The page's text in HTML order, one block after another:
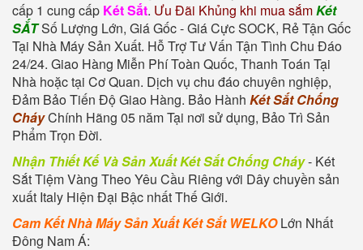
cấp 1 cung cấp Két Sắt. Ưu Đãi Khủng khi mua sắmKét
SẮTSố Lượng Lớn, Giá Gốc - Giá Cực SOCK, Rẻ Tận Gốc
Tại Nhà Máy Sản Xuất. Hỗ Trợ Tư Vấn Tận Tình Chu Đáo
24/24. Giao Hàng Miễn Phí Toàn Quốc, Thanh Toán Tại
Nhà hoặc tại Cơ Quan. Dịch vụ chu đáo chuyên nghiệp,
Đảm Bảo Tiến Độ Giao Hàng. Bảo Hành Két Sắt Chống
CháyChính Hãng 05 năm Tại nơi sử dụng, Bảo Trì Sản
Phẩm Trọn Đời.
Nhận Thiết Kế Và Sản Xuất Két Sắt Chống Cháy- Két
Sắt Tiệm Vàng Theo Yêu Cầu Riêng với Dây chuyền sản
xuất Italy Hiện Đại Bậc nhất Thế Giới.
Cam Kết Nhà Máy Sản Xuất Két Sắt WELKOLớn Nhất
Đông Nam Á: